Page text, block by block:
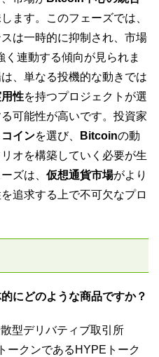
ます。このフェーズでは、
は一時的に抑制され、市場
く連動する傾向が見られま
、単なる投機的な動きでは
性を持つプロジェクトが選
可能性が高いです。投資家
インを選び、 Bitcoinの動
オを構築していく必要が生
ズは、 仮想通貨市場がより
追求する上で不可欠なプロ
にどのような商品ですか？
型デリバティブ取引所
ークンであるHYPEトーク